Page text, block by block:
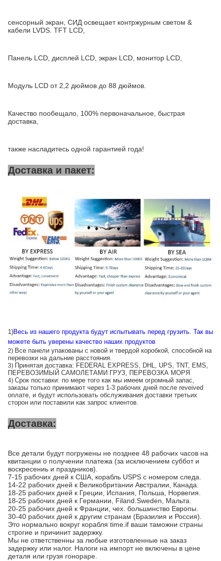
сенсорный экран, СИД освещает контржурным светом &
кабели LVDS. TFT LCD,
Панель LCD, дисплей LCD, экран LCD, монитор LCD,
Модуль LCD от 2,2 дюймов до 88 дюймов.
Качество пообещало, 100% первоначальное, быстрая
доставка,
также насладитесь одной гарантией года!
Доставка и пакет:
1)Весь из нашего продукта будут испытывать перед грузить. Так вы
можете быть уверены качество наших продуктов
2) Все панели упакованы с новой и твердой коробкой, способной на
перевозки на дальние расстояния.
3) Принятая доставка: FEDERAL EXPRESS, DHL, UPS, TNT, EMS,
ПЕРЕВОЗИМЫЙ САМОЛЕТАМИ ГРУЗ, ПЕРЕВОЗКА МОРЯ
4) Срок поставки: по мере того как мы имеем огромный запас,
заказы только принимают через 1-3 рабочих дней после reveived
оплате, и будут использовать обслуживания доставки третьих
сторон или поставили как запрос клиентов.
Доставка:
Все детали будут погружены не позднее 48 рабочих часов на
квитанции о получении платежа (за исключением суббот и
воскресениь и праздников).
7-15 рабочих дней к США, корабль USPS с номером следа.
14-22 рабочих дней к Великобритании Австралии, Канада.
18-25 рабочих дней к Греции, Испания, Польша, Норвегия.
18-25 рабочих дней к Германии, Filand.Sweden, Мальта.
20-25 рабочих дней к Франции, чех. большинство Европы.
30-40 рабочих дней к другим странам (Бразилия и Россия).
Это нормально вокруг корабля time.if ваши таможни страны
строгие и причинит задержку.
Мы не ответственны за любые изготовленные на заказ
задержку или налог. Налоги на импорт не включены в цене
деталя или грузя гонораре.